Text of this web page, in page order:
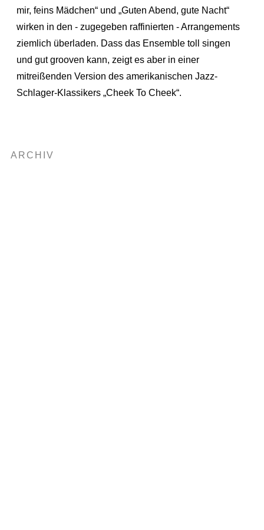
mir, feins Mädchen“ und „Guten Abend, gute Nacht“
wirken in den - zugegeben raffinierten - Arrangements
ziemlich überladen. Dass das Ensemble toll singen
und gut grooven kann, zeigt es aber in einer
mitreißenden Version des amerikanischen Jazz-
Schlager-Klassikers „Cheek To Cheek“.
ARCHIV